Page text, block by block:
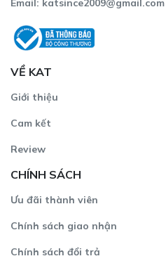
Tạo điểm nhấn khi phối với
Tự tin thể hiện với nhiều bản
phiên bản 2 in 1 hay bảng
Email: katsince2009@gmail.com
VỀ KAT
Giới thiệu
Cam kết
Review
CHÍNH SÁCH
Ưu đãi thành viên
Chính sách giao nhận
Chính sách đổi trả